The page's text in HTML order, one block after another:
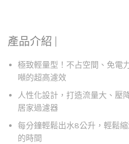
產品介紹 |
極致輕量型！不占空間、免電
噸的超高濾效
人性化設計，打造流量大、壓
居家過濾器
每分鐘輕鬆出水8公升，輕鬆
的時間